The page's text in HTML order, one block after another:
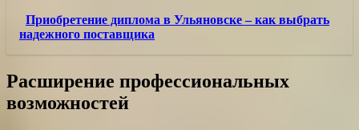
Приобретение диплома в Ульяновске – как выбрать
надежного поставщика
Расширение профессиональных
возможностей